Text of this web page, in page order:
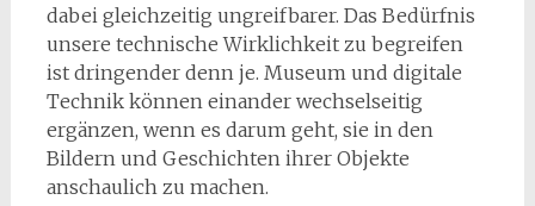
dabei gleichzeitig ungreifbarer. Das Bedürfnis
unsere technische Wirklichkeit zu begreifen
ist dringender denn je. Museum und digitale
Technik können einander wechselseitig
ergänzen, wenn es darum geht, sie in den
Bildern und Geschichten ihrer Objekte
anschaulich zu machen.